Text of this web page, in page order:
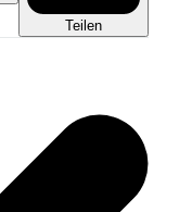
Teilen